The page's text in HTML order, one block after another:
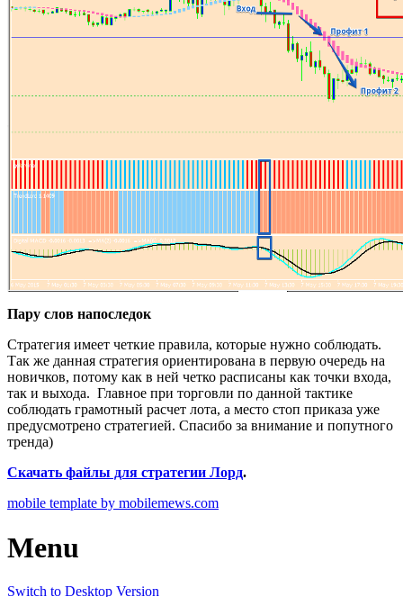
Пару слов напоследок
Стратегия имеет четкие правила, которые нужно соблюдать.
Так же данная стратегия ориентирована в первую очередь на
новичков, потому как в ней четко расписаны как точки входа,
так и выхода. Главное при торговли по данной тактике
соблюдать грамотный расчет лота, а место стоп приказа уже
предусмотрено стратегией. Спасибо за внимание и попутного
тренда)
Скачать файлы для стратегии Лорд.
mobile template by mobilemews.com
Menu
Switch to Desktop Version